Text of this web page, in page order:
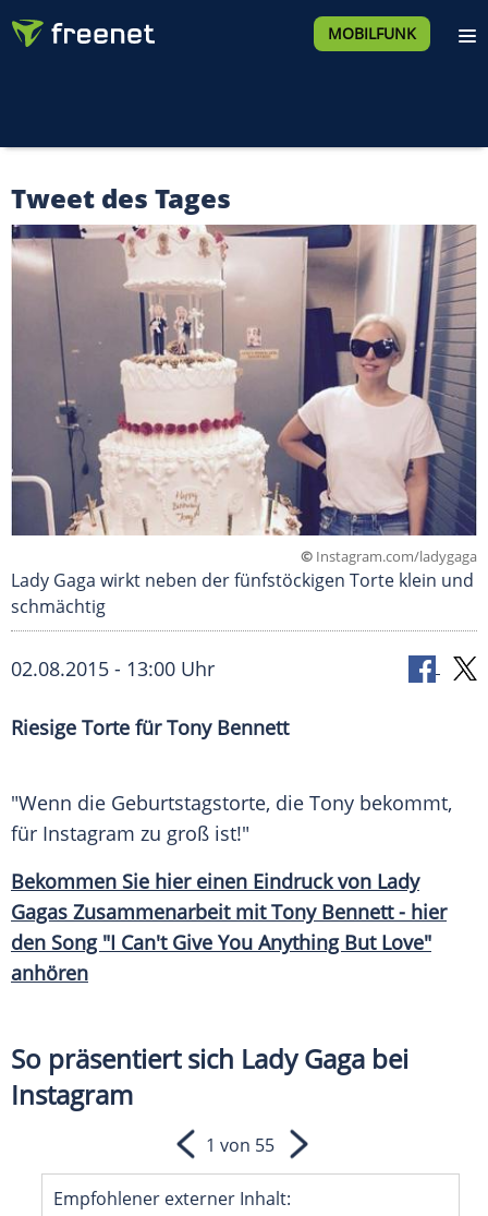
MOBILFUNK
Tweet des Tages
© Instagram.com/ladygaga
Lady Gaga wirkt neben der fünfstöckigen Torte klein und
schmächtig
02.08.2015 - 13:00 Uhr
Riesige Torte für Tony Bennett
"Wenn die Geburtstagstorte, die Tony bekommt,
für Instagram zu groß ist!"
Bekommen Sie hier einen Eindruckvon Lady
Gagas ZusammenarbeitmitTony Bennett- hier
den Song "I Can't Give You Anything But Love"
anhören
So präsentiert sich Lady Gaga bei
Instagram
Empfohlener externer Inhalt:
1 von 55